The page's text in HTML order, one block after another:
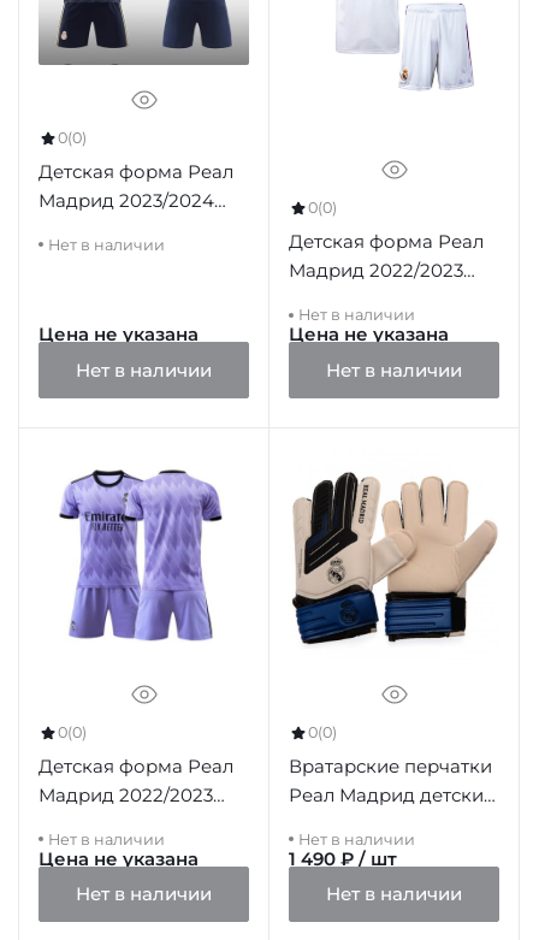
0(0)
Детская форма Реал
Мадрид 2023/2024
Нет в наличии
Цена не указана
Нет в наличии
0(0)
Детская форма Реал
Мадрид 2022/2023
и шорты)
Нет в наличии
Цена не указана
Нет в наличии
0(0)
Детская форма Реал
Мадрид 2022/2023
шорты)
Нет в наличии
Цена не указана
Нет в наличии
0(0)
Вратарские перчатки
Реал Мадрид детские
8-10 лет
Нет в наличии
1 490 ₽ / шт
Нет в наличии